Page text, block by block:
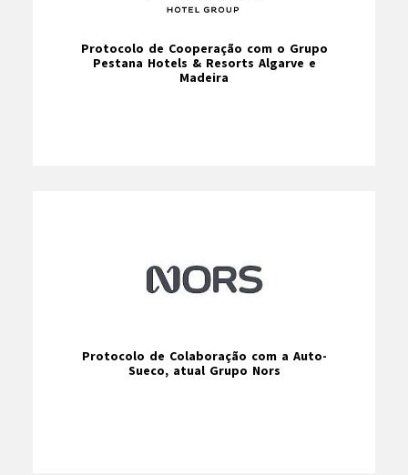
Protocolo de Cooperação com o Grupo
Pestana Hotels & Resorts Algarve e
Madeira
Protocolo de Colaboração com a Auto-
Sueco, atual Grupo Nors